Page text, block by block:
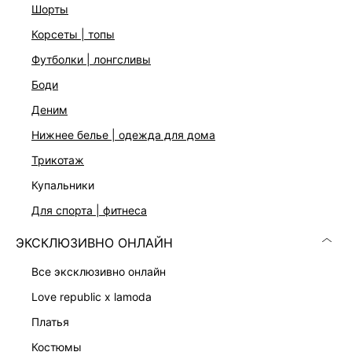
шорты
корсеты | топы
футболки | лонгсливы
боди
деним
нижнее белье | одежда для дома
трикотаж
купальники
для спорта | фитнеса
ЭКСКЛЮЗИВНО ОНЛАЙН
все эксклюзивно онлайн
love republic x lamoda
платья
костюмы
в AppStore
КАТАЛОГ
КОМПАНИЯ